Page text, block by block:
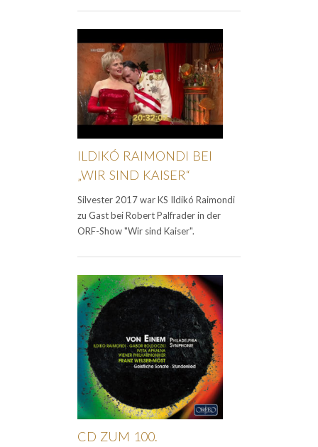
ILDIKÓ RAIMONDI BEI
„WIR SIND KAISER“
Silvester 2017 war KS Ildikó Raimondi
zu Gast bei Robert Palfrader in der
ORF-Show "Wir sind Kaiser".
CD ZUM 100.